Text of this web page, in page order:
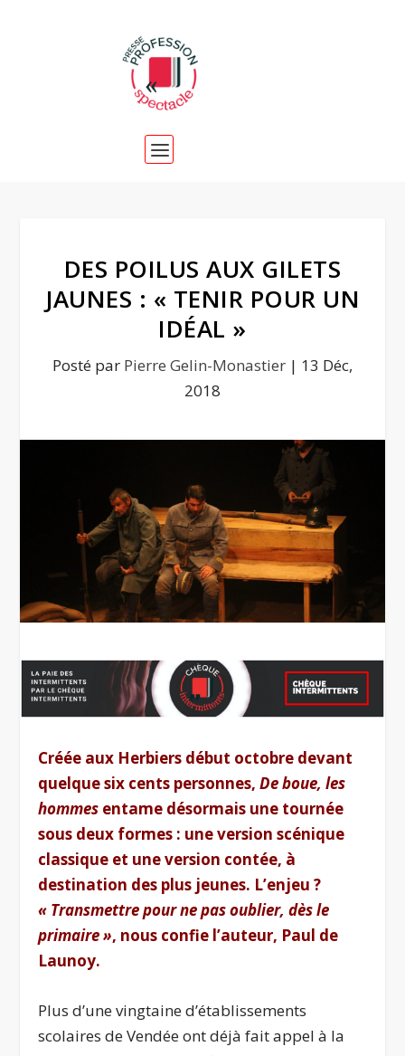
DES POILUS AUX GILETS
JAUNES : « TENIR POUR UN
IDÉAL »
Posté par Pierre Gelin-Monastier | 13 Déc,
2018
Créée aux Herbiers début octobre devant
quelque six cents personnes,De boue, les
hommes entame désormais une tournée
sous deux formes : une version scénique
classique et une version contée, à
destination des plus jeunes. L’enjeu ?
« Transmettre pour ne pas oublier, dès le
primaire », nous confie l’auteur, Paul de
Launoy.
Plus d’une vingtaine d’établissements
scolaires de Vendée ont déjà fait appel à la